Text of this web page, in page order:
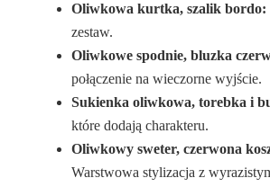
Oliwkowa kurtka, szalik bordo:
zestaw.
Oliwkowe spodnie, bluzka
połączenie na wieczorne wyjście.
Sukienka oliwkowa, torebka i
które dodają charakteru.
Oliwkowy sweter, czerwona
Warstwowa stylizacja z